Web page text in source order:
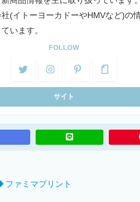
社(イトーヨーカドーやHMVなど)の
います。